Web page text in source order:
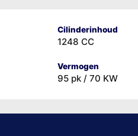
Cilinderinhoud
1248 CC
Vermogen
95 pk / 70 KW